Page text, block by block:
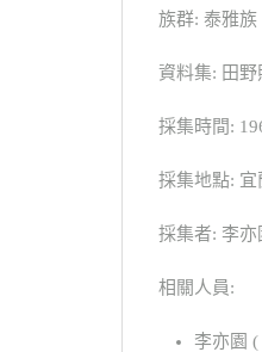
族群: 泰雅族
資料集: 田野
採集時間:
採集地點: 宜
採集者: 李亦
相關人員:
李亦園